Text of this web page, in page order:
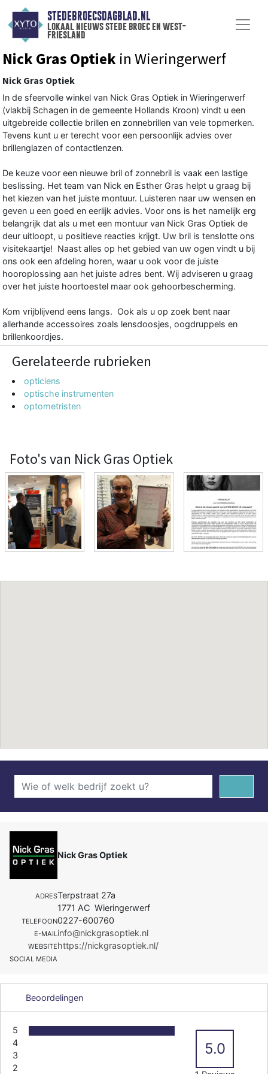
STEDEBROECSDAGBLAD.NL
lokaal nieuws stede broec en west-
friesland
Nick Gras Optiek in Wieringerwerf
Nick Gras Optiek
In de sfeervolle winkel van Nick Gras Optiek in Wieringerwerf
(vlakbij Schagen in de gemeente Hollands Kroon) vindt u een
uitgebreide collectie brillen en zonnebrillen van vele topmerken.
Tevens kunt u er terecht voor een persoonlijk advies over
brillenglazen of contactlenzen.
De keuze voor een nieuwe bril of zonnebril is vaak een lastige
beslissing. Het team van Nick en Esther Gras helpt u graag bij
het kiezen van het juiste montuur. Luisteren naar uw wensen en
geven u een goed en eerlijk advies. Voor ons is het namelijk erg
belangrijk dat als u met een montuur van Nick Gras Optiek de
deur uitloopt, u positieve reacties krijgt. Uw bril is tenslotte ons
visitekaartje! Naast alles op het gebied van uw ogen vindt u bij
ons ook een afdeling horen, waar u ook voor de juiste
hooroplossing aan het juiste adres bent. Wij adviseren u graag
over het juiste hoortoestel maar ook gehoorbescherming.
Kom vrijblijvend eens langs. Ook als u op zoek bent naar
allerhande accessoires zoals lensdoosjes, oogdruppels en
brillenkoordjes.
Gerelateerde rubrieken
opticiens
optische instrumenten
optometristen
Foto's van Nick Gras Optiek
Nick Gras Optiek
ADRESTerpstraat 27a
1771 AC Wieringerwerf
TELEFOON0227-600760
E-MAILinfo@nickgrasoptiek.nl
WEBSITEhttps://nickgrasoptiek.nl/
SOCIAL MEDIA
Beoordelingen
5
4
3
2
5.0